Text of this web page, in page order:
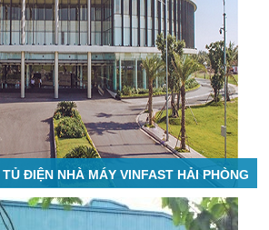
ĐIỆN NHÀ MÁY VINFAST HẢI PHÒNG